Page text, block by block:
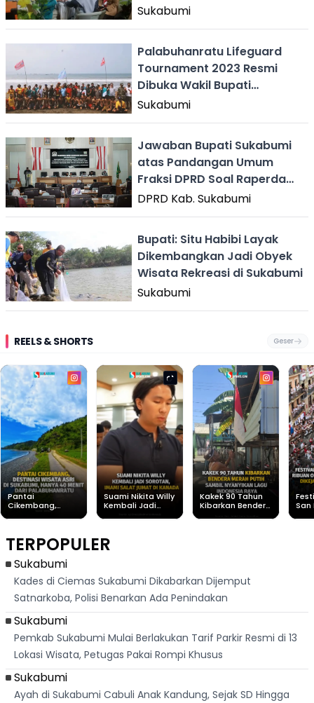
Sukabumi
Palabuhanratu Lifeguard
Tournament 2023 Resmi
Dibuka Wakil Bupati
Sukabumi
Sukabumi
Jawaban Bupati Sukabumi
atas Pandangan Umum
Fraksi DPRD Soal Raperda
APBD 2024
DPRD Kab. Sukabumi
Bupati: Situ Habibi Layak
Dikembangkan Jadi Obyek
Wisata Rekreasi di Sukabumi
Sukabumi
REELS & SHORTS Geser
Pantai
Cikembang,
Dari
Palabuhanratu
Suami Nikita Willy
Kembali Jadi
Kakek 90 Tahun
Kibarkan Bendera
San
TERPOPULER
Sukabumi
Kades di Ciemas Sukabumi Dikabarkan Dijemput
Satnarkoba, Polisi Benarkan Ada Penindakan
Sukabumi
Pemkab Sukabumi Mulai Berlakukan Tarif Parkir Resmi di 13
Lokasi Wisata, Petugas Pakai Rompi Khusus
Sukabumi
Ayah di Sukabumi Cabuli Anak Kandung, Sejak SD Hingga